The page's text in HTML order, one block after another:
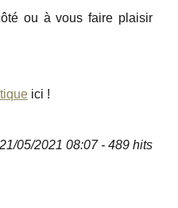
ou à vous faire plaisir
ici !
21/05/2021 08:07 - 489 hits